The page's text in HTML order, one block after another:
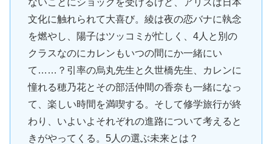
文化に触れられて大喜び。綾は夜の恋バナに執念
を燃やし、陽子はツッコミが忙しく、4人と別の
クラスなのにカレンもいつの間にか一緒にい
て……？引率の烏丸先生と久世橋先生、カレンに
憧れる穂乃花とその部活仲間の香奈も一緒になっ
て、楽しい時間を満喫する。そして修学旅行が終
わり、いよいよそれぞれの進路について考えると
きがやってくる。5人の選ぶ未来とは？